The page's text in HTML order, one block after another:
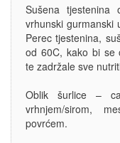
Sušena
vrhunski gurmanski
Perec tjestenina,
od 60C, kako bi se
te zadržale sve
Oblik šurlice –
vrhnjem/sirom,
povrćem.